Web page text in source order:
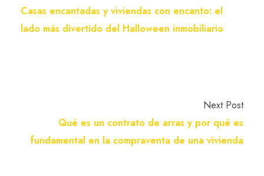
Casas encantadas y viviendas con encanto: el
lado más divertido del Halloween inmobiliario
Next Post
Qué es un contrato de arras y por qué es
fundamental en la compraventa de una vivienda